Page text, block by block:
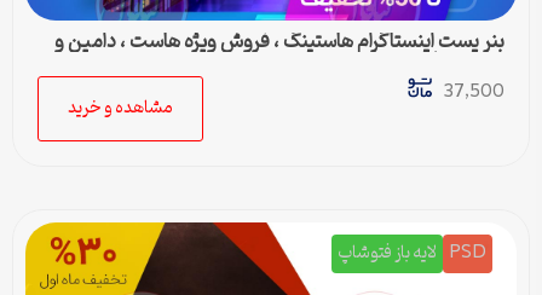
بنر پست اینستاگرام هاستینگ ، فروش ویژه هاست ، دامین و
سرور مجازی
37,500
مشاهده و خرید
PSD لایه باز فتوشاپ